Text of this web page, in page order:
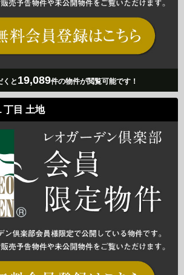
くと 19,089件の物件が閲覧可能です！
丁目 土地